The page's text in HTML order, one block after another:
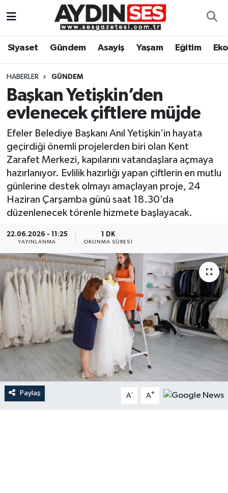
Siyaset Gündem Asayiş Yaşam Eğitim
HABERLER GÜNDEM
Başkan Yetişkin’den
evlenecek çiftlere müjde
Efeler Belediye Başkanı Anıl Yetişkin’in hayata
geçirdiği önemli projelerden biri olan Kent
Zarafet Merkezi, kapılarını vatandaşlara açmaya
hazırlanıyor. Evlilik hazırlığı yapan çiftlerin en mutlu
günlerine destek olmayı amaçlayan proje, 24
Haziran Çarşamba günü saat 18.30’da
düzenlenecek törenle hizmete başlayacak.
22.06.2026 - 11:25
YAYINLANMA
1 DK
OKUNMA SÜRESI
Paylaş A- A+
Gündem
Siyaset
Ekonomi
Yaşam
Eğitim
Kültür Sanat
Aydın Hava Durumu
Aydin Namaz Vakitleri
Aydın Trafik Yoğunluk Haritası
Süper Lig Puan Durumu ve Fikstür
Tüm Manşetler
Son Dakika Haberleri